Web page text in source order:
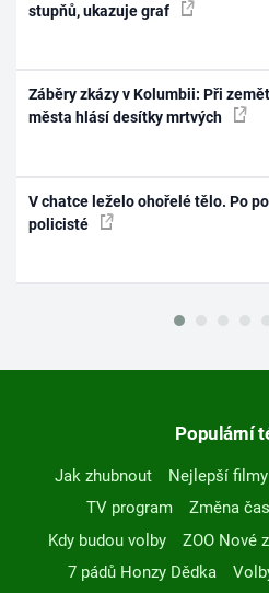
stupňů, ukazuje graf
Záběry zkázy v Kolumbii: Při
města hlásí desítky mrtvých
V chatce leželo ohořelé tělo. Po
policisté
Populární
Jak zhubnout Nejlepší
TV program
Změna
Kdy budou volby
ZOO Nové
7 pádů Honzy Dědka